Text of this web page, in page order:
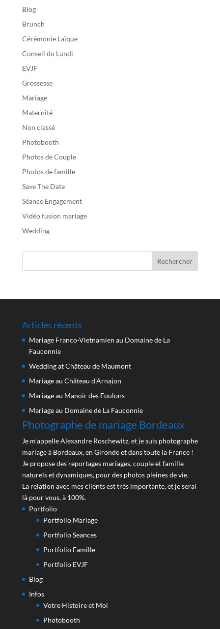
Blog
Brunch
Cérémonie Laïque
Conseil du Lundi
EVJF
Grossesse
Mariage
Maternité
Non classé
Photobooth
Photos de Couple
Photos de famille
Save The Date
Séance Engagement
Vidéo fusion mariage
Wedding
Articles récents
Mariage Franco-Vietnamien au Domaine de La
Fauconnie
Wedding at Château de Maumont
Mariage au Château d’Arnajon
Mariage au Manoir des Foulons
Mariage au Domaine de La Fauconnie
Photographe de mariage Bordeaux
Je m'appelle Alexandre Roschewitz, et je suis photographe
mariage à Bordeaux, en Gironde et dans toute la France !
Je propose des reportages mariages, couple et famille
naturels et dynamiques, pour des photos pleines de vie.
La relation avec mes clients est très importante, et je serai
là pour vous, à 100%.
Portfolio
Portfolio Mariage
Portfolio Seances
Portfolio Famille
Portfolio EVJF
Blog
Infos
Votre Histoire et Moi
Photobooth